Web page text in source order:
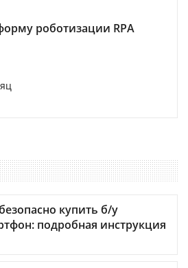
роботизации RPA
купить б/у
подробная инструкция